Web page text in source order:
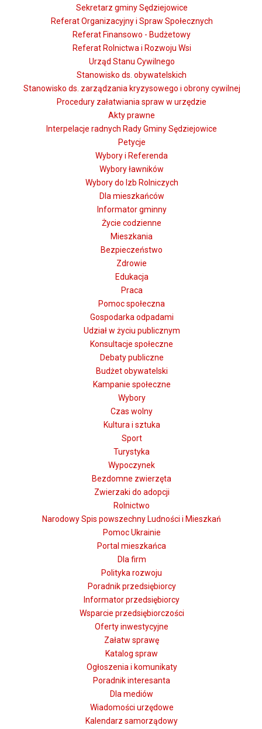
Sekretarz gminy Sędziejowice
Referat Organizacyjny i Spraw Społecznych
Referat Finansowo - Budżetowy
Referat Rolnictwa i Rozwoju Wsi
Urząd Stanu Cywilnego
Stanowisko ds. obywatelskich
Stanowisko ds. zarządzania kryzysowego i obrony cywilnej
Procedury załatwiania spraw w urzędzie
Akty prawne
Interpelacje radnych Rady Gminy Sędziejowice
Petycje
Wybory i Referenda
Wybory ławników
Wybory do Izb Rolniczych
Dla mieszkańców
Informator gminny
Życie codzienne
Mieszkania
Bezpieczeństwo
Zdrowie
Edukacja
Praca
Pomoc społeczna
Gospodarka odpadami
Udział w życiu publicznym
Konsultacje społeczne
Debaty publiczne
Budżet obywatelski
Kampanie społeczne
Wybory
Czas wolny
Kultura i sztuka
Sport
Turystyka
Wypoczynek
Bezdomne zwierzęta
Zwierzaki do adopcji
Rolnictwo
Narodowy Spis powszechny Ludności i Mieszkań
Pomoc Ukrainie
Portal mieszkańca
Dla firm
Polityka rozwoju
Poradnik przedsiębiorcy
Informator przedsiębiorcy
Wsparcie przedsiębiorczości
Oferty inwestycyjne
Załatw sprawę
Katalog spraw
Ogłoszenia i komunikaty
Poradnik interesanta
Dla mediów
Wiadomości urzędowe
Kalendarz samorządowy